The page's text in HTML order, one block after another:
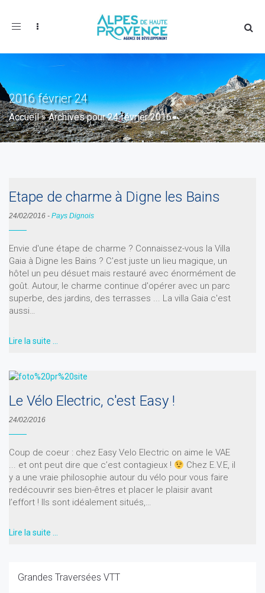
Toggle
2016 février 24
Accueil»Archives pour 24 février 2016
Etape de charme à Digne les Bains
24/02/2016 - Pays Dignois
Envie d'une étape de charme ? Connaissez-vous la Villa
Gaia à Digne les Bains ? C'est juste un lieu magique, un
hôtel un peu désuet mais restauré avec énormément de
goût. Autour, le charme continue d'opérer avec un parc
superbe, des jardins, des terrasses ... La villa Gaia c'est
aussi…
Lire la suite …
Le Vélo Electric, c'est Easy !
24/02/2016
Coup de coeur : chez Easy Velo Electric on aime le VAE
... et ont peut dire que c’est contagieux !
Chez E.V.E, il
y a une vraie philosophie autour du vélo pour vous faire
redécouvrir ses bien-êtres et placer le plaisir avant
l’effort ! Ils sont idéalement situés,…
Lire la suite …
Grandes Traversées VTT